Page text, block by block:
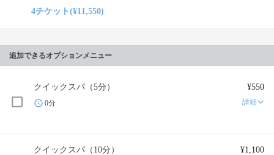
4チケット(¥11,550)
追加できるオプションメニュー
クイックスパ（5分） ¥550
0分 詳細
クイックスパ（10分） ¥1,100